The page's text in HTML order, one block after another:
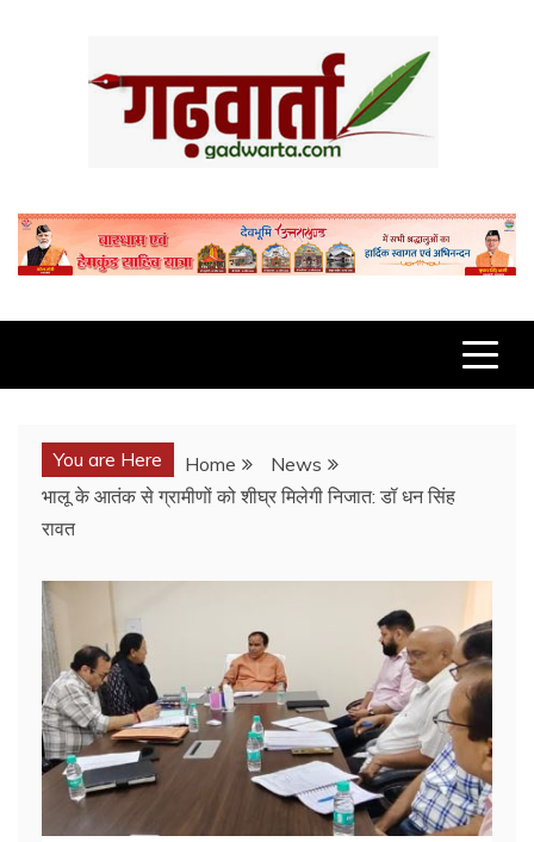
You are Here Home
News
भालू के आतंक से ग्रामीणों को शीघ्र मिलेगी निजात: डॉ धन सिंह
रावत